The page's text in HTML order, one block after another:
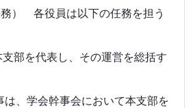
） 各役員は以下の任務を担う
部を代表し、その運営を総括す
、学会幹事会において本支部を